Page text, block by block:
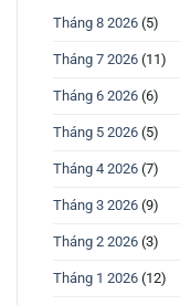
Tháng 8 2026 (5)
Tháng 7 2026 (11)
Tháng 6 2026 (6)
Tháng 5 2026 (5)
Tháng 4 2026 (7)
Tháng 3 2026 (9)
Tháng 2 2026 (3)
Tháng 1 2026 (12)